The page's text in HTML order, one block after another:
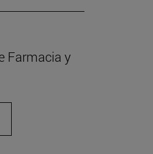
Farmacia y
para desplazarse.